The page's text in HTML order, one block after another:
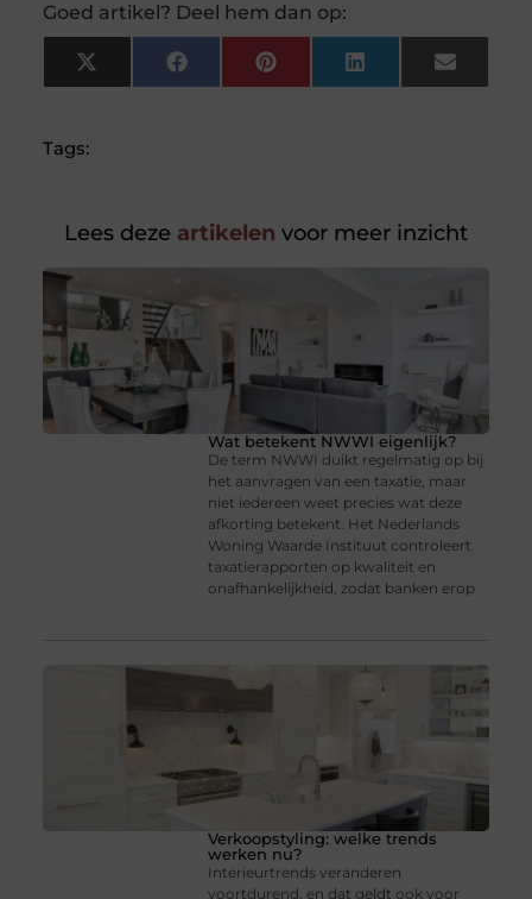
Goed artikel? Deel hem dan op:
X
(Twitter)
FacebookPinterest LinkedIn Email
Tags:
Lees deze artikelen voor meer inzicht
Wat betekent NWWI eigenlijk?
De term NWWI duikt regelmatig op bij
het aanvragen van een taxatie, maar
niet iedereen weet precies wat deze
afkorting betekent. Het Nederlands
Woning Waarde Instituut controleert
taxatierapporten op kwaliteit en
onafhankelijkheid, zodat banken erop
Verkoopstyling: welke trends
werken nu?
Interieurtrends veranderen
voortdurend, en dat geldt ook voor